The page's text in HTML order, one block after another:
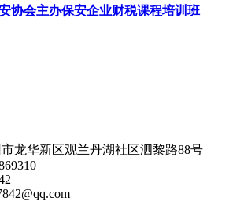
协会主办保安企业财税课程培训班
龙华新区观兰丹湖社区泗黎路88号